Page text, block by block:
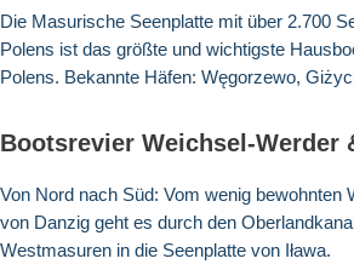
Die Masurische Seenplatte mit über 2.700
Polens ist das größte und wichtigste
Polens. Bekannte Häfen: Węgorzewo,
Bootsrevier Weichsel-Werder
Von Nord nach Süd: Vom wenig bewohnten
von Danzig geht es durch den
Westmasuren in die Seenplatte von Iława.